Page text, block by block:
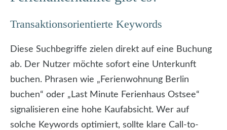
Transaktionsorientierte Keywords
Diese Suchbegriffe zielen direkt auf eine Buchung
ab. Der Nutzer möchte sofort eine Unterkunft
buchen. Phrasen wie „Ferienwohnung Berlin
buchen“ oder „Last Minute Ferienhaus Ostsee“
signalisieren eine hohe Kaufabsicht. Wer auf
solche Keywords optimiert, sollte klare Call-to-